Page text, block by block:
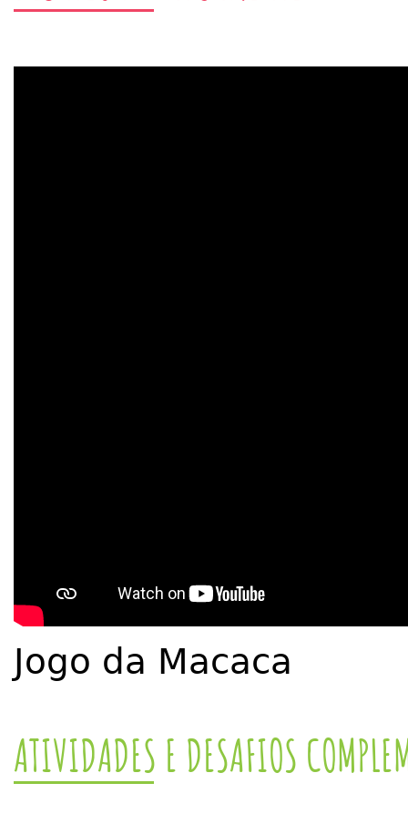
Jogo da Macaca
ATIVIDADES E DESAFIOS